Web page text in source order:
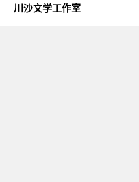
川沙文学工作室